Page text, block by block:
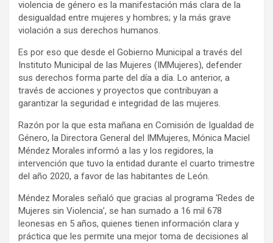
violencia de género es la manifestación más clara de la
desigualdad entre mujeres y hombres; y la más grave
violación a sus derechos humanos.
Es por eso que desde el Gobierno Municipal a través del
Instituto Municipal de las Mujeres (IMMujeres), defender
sus derechos forma parte del día a día. Lo anterior, a
través de acciones y proyectos que contribuyan a
garantizar la seguridad e integridad de las mujeres.
Razón por la que esta mañana en Comisión de Igualdad de
Género, la Directora General del IMMujeres, Mónica Maciel
Méndez Morales informó a las y los regidores, la
intervención que tuvo la entidad durante el cuarto trimestre
del año 2020, a favor de las habitantes de León.
Méndez Morales señaló que gracias al programa ‘Redes de
Mujeres sin Violencia’, se han sumado a 16 mil 678
leonesas en 5 años, quienes tienen información clara y
práctica que les permite una mejor toma de decisiones al